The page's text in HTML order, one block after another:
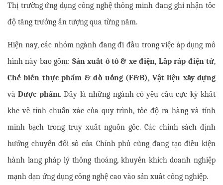
Thị trường ứng dụng công nghệ thông minh đang ghi nhận tốc
độ tăng trưởng ấn tượng qua từng năm.
Hiện nay, các nhóm ngành đang đi đầu trong việc áp dụng mô
hình này bao gồm: Sản xuất ô tô & xe điện, Lắp ráp điện tử
Chế biến thực phẩm & đồ uống (F&B), Vật liệu xây dựng
và Dược phẩm. Đây là những ngành có yêu cầu cực kỳ khắt
khe về tính chuẩn xác của quy trình, tốc độ ra hàng và tính
minh bạch trong truy xuất nguồn gốc. Các chính sách định
hướng chuyển đổi số của Chính phủ cũng đang tạo điều kiện
hành lang pháp lý thông thoáng, khuyến khích doanh nghiệp
mạnh dạn ứng dụng công nghệ cao vào sản xuất công nghiệp.